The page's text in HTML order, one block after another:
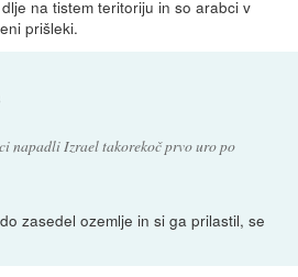
na tistem teritoriju in so arabci v
prišleki.
napadli Izrael takorekoč prvo uro po
zasedel ozemlje in si ga prilastil, se